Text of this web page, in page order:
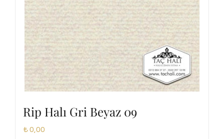
Rip Halı Gri Beyaz 09
₺0,00